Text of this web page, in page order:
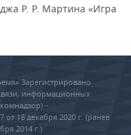
Р. Р. Мартина «Игра
Зарегистрировано
информационных
–
18 декабря 2020 г. (ранее
2014 г.)